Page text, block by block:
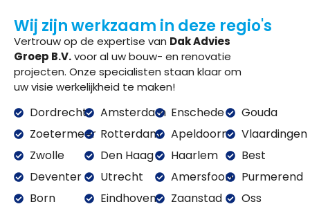
Wij zijn werkzaam in deze regio's
Vertrouw op de expertise van Dak Advies
Groep B.V.voor al uw bouw- en renovatie
projecten. Onze specialisten staan klaar om
uw visie werkelijkheid te maken!
Dordrecht
Zoetermeer
Zwolle
Deventer
Born
Amsterdam
Rotterdam
Den Haag
Utrecht
Eindhoven
Enschede
Apeldoorn
Haarlem
Amersfoort
Zaanstad
Gouda
Vlaardingen
Best
Purmerend
Oss